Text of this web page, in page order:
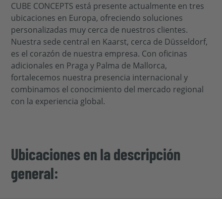
CUBE CONCEPTS está presente actualmente en tres
ubicaciones en Europa, ofreciendo soluciones
personalizadas muy cerca de nuestros clientes.
Nuestra sede central en Kaarst, cerca de Düsseldorf,
es el corazón de nuestra empresa. Con oficinas
adicionales en Praga y Palma de Mallorca,
fortalecemos nuestra presencia internacional y
combinamos el conocimiento del mercado regional
con la experiencia global.
Ubicaciones en la descripción
general: